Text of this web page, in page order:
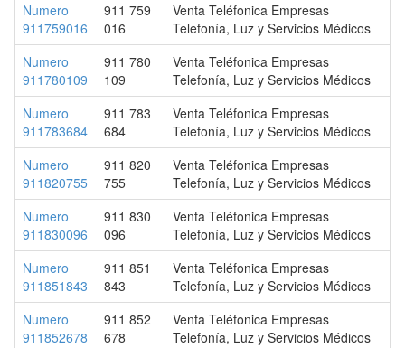
Numero
911759016
911 759
016
Venta Teléfonica Empresas
Telefonía, Luz y Servicios Médicos
Numero
911780109
911 780
109
Venta Teléfonica Empresas
Telefonía, Luz y Servicios Médicos
Numero
911783684
911 783
684
Venta Teléfonica Empresas
Telefonía, Luz y Servicios Médicos
Numero
911820755
911 820
755
Venta Teléfonica Empresas
Telefonía, Luz y Servicios Médicos
Numero
911830096
911 830
096
Venta Teléfonica Empresas
Telefonía, Luz y Servicios Médicos
Numero
911851843
911 851
843
Venta Teléfonica Empresas
Telefonía, Luz y Servicios Médicos
Numero
911852678
911 852
678
Venta Teléfonica Empresas
Telefonía, Luz y Servicios Médicos